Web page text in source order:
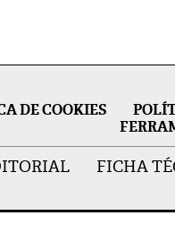
DE COOKIES
FICHA